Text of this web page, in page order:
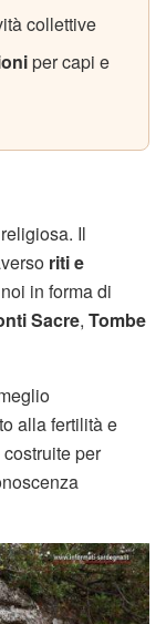
collettive
per capi e
Il
riti e
in forma di
Sacre, Tombe
alla fertilità e
per